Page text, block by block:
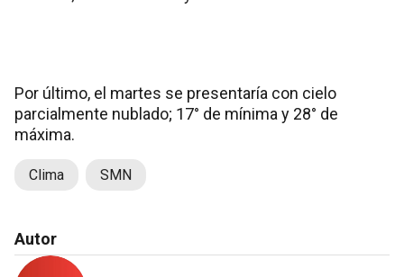
Por último, el martes se presentaría con cielo
parcialmente nublado; 17° de mínima y 28° de
máxima.
Clima SMN
Autor